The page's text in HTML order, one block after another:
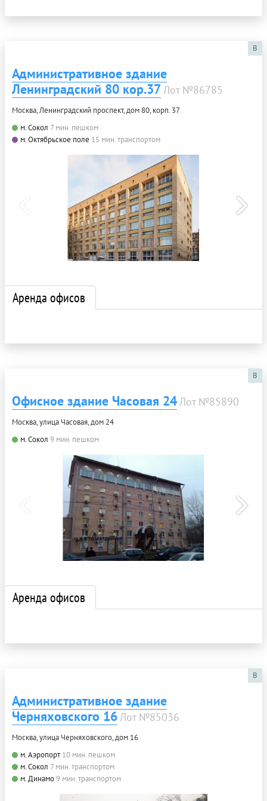
B
Административное здание
Ленинградский 80 кор.37Лот №86785
Москва, Ленинградский проспект, дом 80, корп. 37
м. Сокол 7 мин. пешком
м. Октябрьское поле 15 мин. транспортом
Аренда офисов
B
Офисное здание Часовая 24Лот №85890
Москва, улица Часовая, дом 24
м. Сокол 9 мин. пешком
Аренда офисов
B
Административное здание
Черняховского 16Лот №85036
Москва, улица Черняховского, дом 16
м. Аэропорт 10 мин. пешком
м. Сокол 7 мин. транспортом
м. Динамо9 мин. транспортом